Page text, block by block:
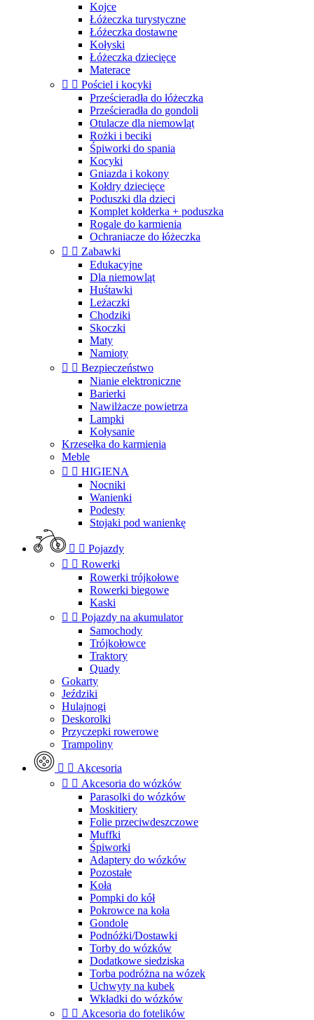
Kojce
Łóżeczka turystyczne
Łóżeczka dostawne
Kołyski
Łóżeczka dziecięce
Materace
  Pościel i kocyki
Prześcieradła do łóżeczka
Prześcieradła do gondoli
Otulacze dla niemowląt
Rożki i beciki
Śpiworki do spania
Kocyki
Gniazda i kokony
Kołdry dziecięce
Poduszki dla dzieci
Komplet kołderka + poduszka
Rogale do karmienia
Ochraniacze do łóżeczka
  Zabawki
Edukacyjne
Dla niemowląt
Huśtawki
Leżaczki
Chodziki
Skoczki
Maty
Namioty
  Bezpieczeństwo
Nianie elektroniczne
Barierki
Nawilżacze powietrza
Lampki
Kołysanie
Krzesełka do karmienia
Meble
  HIGIENA
Nocniki
Wanienki
Podesty
Stojaki pod wanienkę
  Pojazdy
  Rowerki
Rowerki trójkołowe
Rowerki biegowe
Kaski
  Pojazdy na akumulator
Samochody
Trójkołowce
Traktory
Quady
Gokarty
Jeździki
Hulajnogi
Deskorolki
Przyczepki rowerowe
Trampoliny
  Akcesoria
  Akcesoria do wózków
Parasolki do wózków
Moskitiery
Folie przeciwdeszczowe
Muffki
Śpiworki
Adaptery do wózków
Pozostałe
Koła
Pompki do kół
Pokrowce na koła
Gondole
Podnóżki/Dostawki
Torby do wózków
Dodatkowe siedziska
Torba podróżna na wózek
Uchwyty na kubek
Wkładki do wózków
  Akcesoria do fotelików